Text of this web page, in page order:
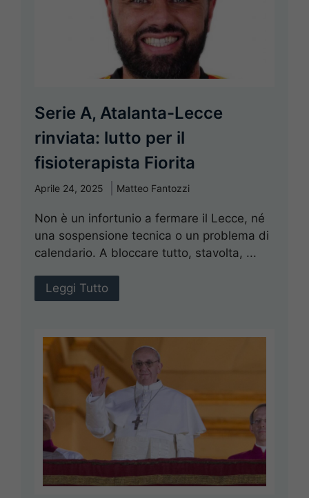
Serie A, Atalanta-Lecce
rinviata: lutto per il
fisioterapista Fiorita
Aprile 24, 2025 Matteo Fantozzi
Non è un infortunio a fermare il Lecce, né
una sospensione tecnica o un problema di
calendario. A bloccare tutto, stavolta, ...
Leggi Tutto